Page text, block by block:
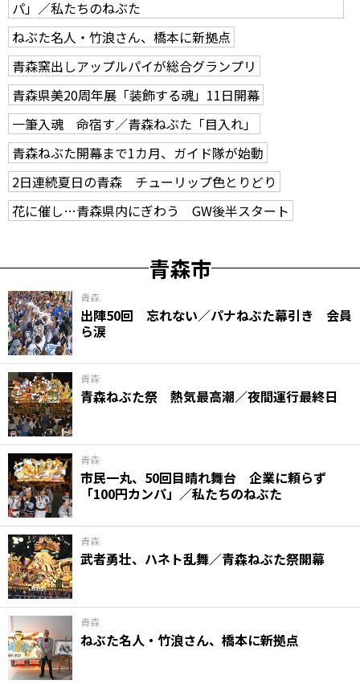
パ」／私たちのねぶた
ねぶた名人・竹浪さん、橋本に新拠点
青森窯出しアップルパイが総合グランプリ
青森県美20周年展「装飾する魂」11日開幕
一筆入魂 命宿す／青森ねぶた「目入れ」
青森ねぶた開幕まで1カ月、ガイド隊が始動
2日連続夏日の青森 チューリップ色とりどり
花に催し…青森県内にぎわう GW後半スタート
青森市
青森
出陣50回 忘れない／パナねぶた幕引き 会員
ら涙
青森
青森ねぶた祭 熱気最高潮／夜間運行最終日
青森
市民一丸、50回目晴れ舞台 企業に頼らず
「100円カンパ」／私たちのねぶた
青森
武者勇壮、ハネト乱舞／青森ねぶた祭開幕
青森
ねぶた名人・竹浪さん、橋本に新拠点